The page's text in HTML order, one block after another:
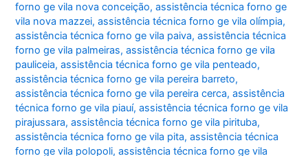
forno ge vila nova conceição,assistência técnica forno ge
vila nova mazzei,assistência técnica forno ge vila olímpia,
assistência técnica forno ge vila paiva,assistência técnica
forno ge vila palmeiras,assistência técnica forno ge vila
pauliceia,assistência técnica forno ge vila penteado,
assistência técnica forno ge vila pereira barreto,
assistência técnica forno ge vila pereira cerca,assistência
técnica forno ge vila piauí,assistência técnica forno ge vila
pirajussara,assistência técnica forno ge vila pirituba,
assistência técnica forno ge vila pita,assistência técnica
forno ge vila polopoli,assistência técnica forno ge vila